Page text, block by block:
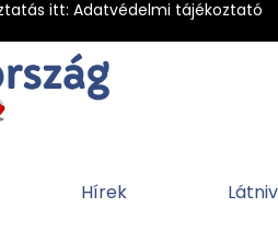
itt: Adatvédelmi tájékoztató
Hírek